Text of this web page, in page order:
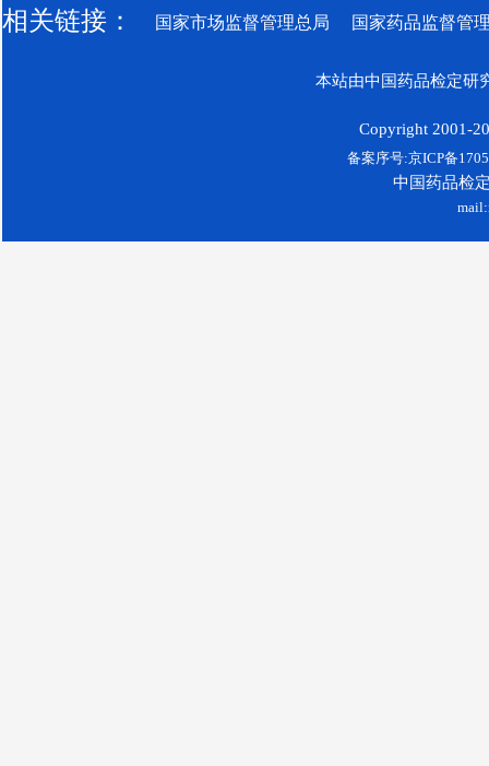
相关链接： 国家市场监督管理总局 国家药品监督管
本站由中国药品检定研
Copyright 2001-
备案序号:京ICP备
中国药品检